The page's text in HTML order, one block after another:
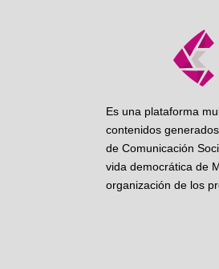
Es una plataforma
contenidos
de Comunicación
vida democrática de
organización de los